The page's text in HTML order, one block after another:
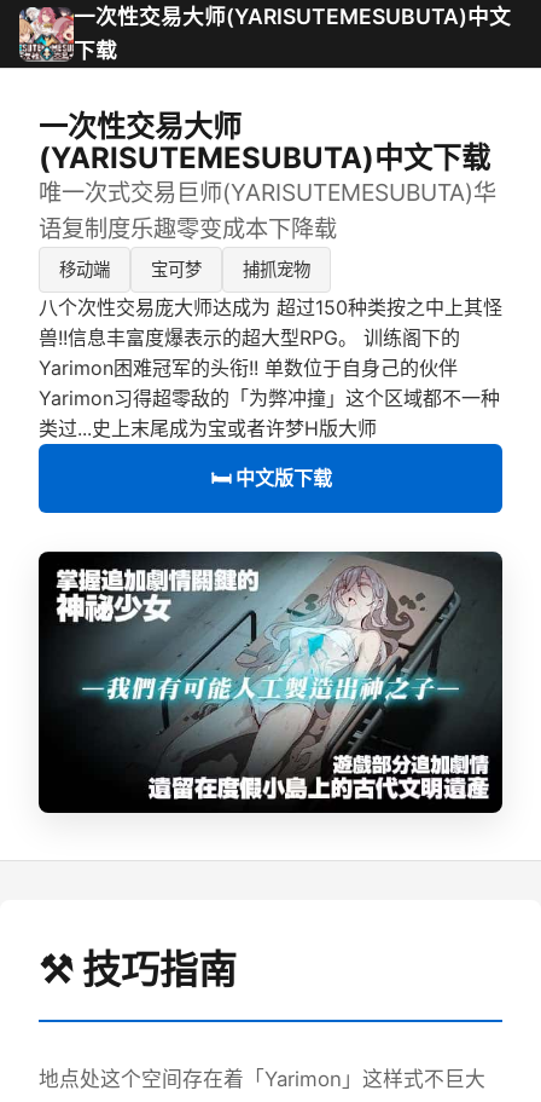
一次性交易大师(YARISUTEMESUBUTA)中文
下载
一次性交易大师
(YARISUTEMESUBUTA)中文下载
唯一次式交易巨师(YARISUTEMESUBUTA)华
语复制度乐趣零变成本下降载
移动端 宝可梦 捕抓宠物
八个次性交易庞大师达成为 超过150种类按之中上其怪
兽!!信息丰富度爆表示的超大型RPG。 训练阁下的
Yarimon困难冠军的头衔!! 单数位于自身己的伙伴
Yarimon习得超零敌的「为弊冲撞」这个区域都不一种
类过...史上末尾成为宝或者许梦H版大师
🛏️ 中文版下载
⚒️ 技巧指南
地点处这个空间存在着「Yarimon」这样式不巨大